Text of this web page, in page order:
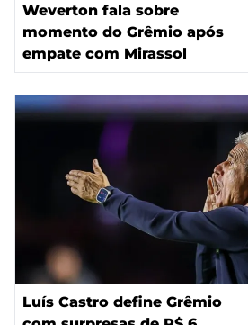
Weverton fala sobre
momento do Grêmio após
empate com Mirassol
Luís Castro define Grêmio